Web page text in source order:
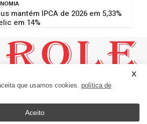
mantém IPCA de 2026 em 5,33%
em 14%
JORNAL PAROLE:
Ascurra - Palavras a Serviço da Notícia
Apiúna - SC - Brasil
89135-000
que usamos cookies. política de
Aceito